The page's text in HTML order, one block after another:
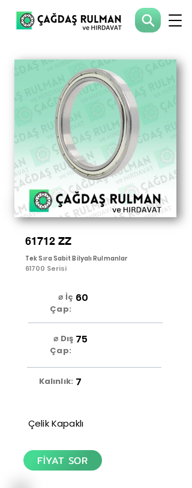
61712 ZZ
Tek Sıra Sabit Bilyalı Rulmanlar
61700 Serisi
⌀ İç
Çap:
60
⌀ Dış
Çap:
75
Kalınlık: 7
Çelik Kapaklı
FİYAT SOR